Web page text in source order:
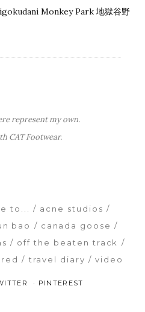
represent my own.
CAT Footwear.
to...
acne studios
bao
canada goose
off the beaten track
travel diary video
PINTEREST